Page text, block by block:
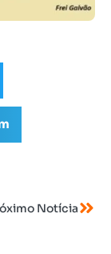
Notícia